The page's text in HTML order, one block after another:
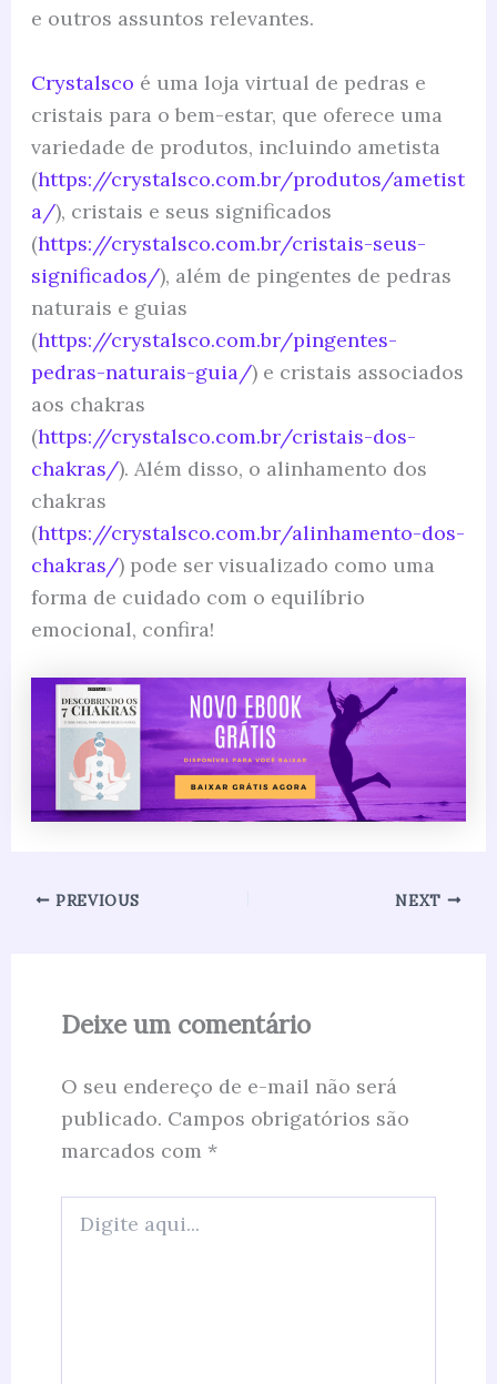
e outros assuntos relevantes.
Crystalsco é uma loja virtual de pedras e
cristais para o bem-estar, que oferece uma
variedade de produtos, incluindo ametista
(https://crystalsco.com.br/produtos/ametist
a/), cristais e seus significados
(https://crystalsco.com.br/cristais-seus-
significados/), além de pingentes de pedras
naturais e guias
(https://crystalsco.com.br/pingentes-
pedras-naturais-guia/) e cristais associados
aos chakras
(https://crystalsco.com.br/cristais-dos-
chakras/). Além disso, o alinhamento dos
chakras
(https://crystalsco.com.br/alinhamento-dos-
chakras/) pode ser visualizado como uma
forma de cuidado com o equilíbrio
emocional, confira!
PREVIOUS NEXT
Deixe um comentário
O seu endereço de e-mail não será
publicado. Campos obrigatórios são
marcados com *
aqui...